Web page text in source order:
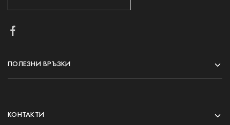
ПОЛЕЗНИ ВРЪЗКИ
КОНТАКТИ